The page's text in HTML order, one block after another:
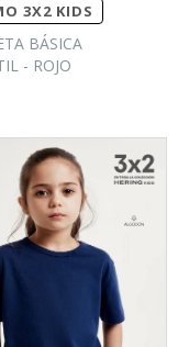
3X2 KIDS
BÁSICA
- ROJO